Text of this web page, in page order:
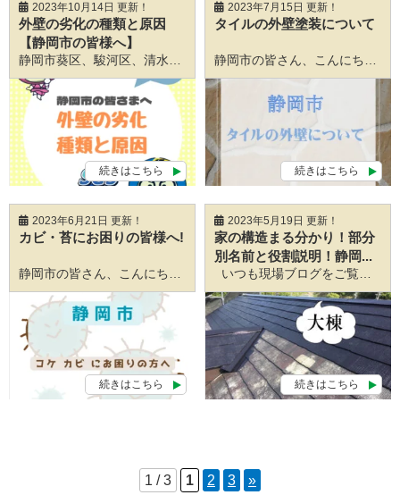
2023年10月14日 更新！
外壁の劣化の種類と原因
【静岡市の皆様へ】
続きはこちら
2023年7月15日 更新！
タイルの外壁塗装について
続きはこちら
2023年6月21日 更新！
カビ・苔にお困りの皆様へ!
続きはこちら
2023年5月19日 更新！
家の構造まる分かり！部分
別名前と役割説明！静岡...
続きはこちら
1 / 3 1 2 3 »